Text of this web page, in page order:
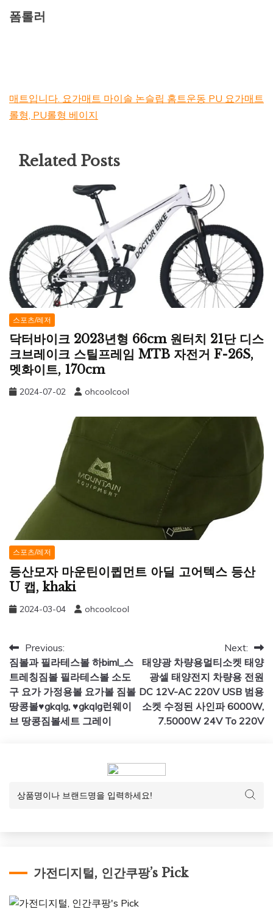
폼롤러
매트입니다. 요가매트 마이솔 논슬립 홈트운동 PU 요가매트
롤형, PU롤형 베이지
Related Posts
스포츠/레저
닥터바이크 2023년형 66cm 원터치 21단 디스
크브레이크 스틸프레임 MTB 자전거 F-26S,
멧화이트, 170cm
2024-07-02 ohcoolcool
스포츠/레저
등산모자 마운틴이큅먼트 아딜 고어텍스 등산
U 캡, khaki
2024-03-04 ohcoolcool
글
탐
색
Previous:
짐볼과 필라테스볼 하biml_스
트레칭짐볼 필라테스볼 소도
구 요가 가정용볼 요가볼 짐볼
땅콩볼♥gkqlg, ♥gkqlg런웨이
브 땅콩짐볼세트 그레이
Next:
태양광 차량용멀티소켓 태양
광셀 태양전지 차량용 전원
DC 12V-AC 220V USB 범용
소켓 수정된 사인파 6000W,
7.5000W 24V To 220V
가전디지털, 인간쿠팡’s Pick